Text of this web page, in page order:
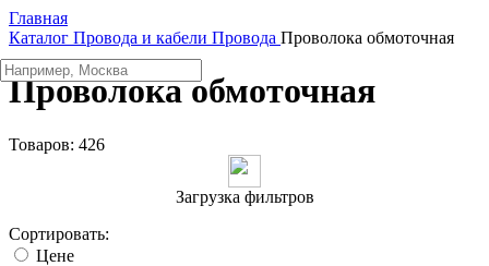
Главная
Каталог Провода и кабели Провода Проволока обмоточная
Проволока обмоточная
Товаров: 426
Загрузка фильтров
Сортировать:
Цене